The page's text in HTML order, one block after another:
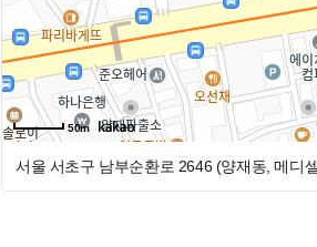
50m
서울 서초구 남부순환로 2646 (양재동, 메디